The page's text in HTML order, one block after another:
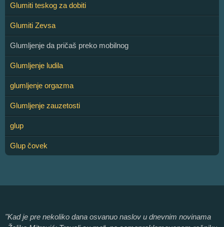
Glumiti teskog za dobiti
Glumiti Zevsa
Glumljenje da pričaš preko mobilnog
Glumljenje ludila
glumljenje orgazma
Glumljenje zauzetosti
glup
Glup čovek
"Kad je pre nekoliko dana osvanuo naslov u dnevnim novinama